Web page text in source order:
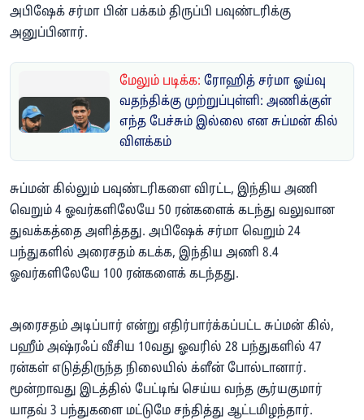
அபிஷேக் சர்மா பின் பக்கம் திருப்பி பவுண்டரிக்கு
அனுப்பினார்.
மேலும் படிக்க: ரோஹித் சர்மா ஓய்வு
வதந்திக்கு முற்றுப்புள்ளி: அணிக்குள்
எந்த பேச்சும் இல்லை என சுப்மன் கில்
விளக்கம்
சுப்மன் கில்லும் பவுண்டரிகளை விரட்ட, இந்திய அணி
வெறும் 4 ஓவர்களிலேயே 50 ரன்களைக் கடந்து வலுவான
துவக்கத்தை அளித்தது. அபிஷேக் சர்மா வெறும் 24
பந்துகளில் அரைசதம் கடக்க, இந்திய அணி 8.4
ஓவர்களிலேயே 100 ரன்களைக் கடந்தது.
அரைசதம் அடிப்பார் என்று எதிர்பார்க்கப்பட்ட சுப்மன் கில்,
பஹீம் அஷ்ரஃப் வீசிய 10வது ஓவரில் 28 பந்துகளில் 47
ரன்கள் எடுத்திருந்த நிலையில் க்ளீன் போல்டானார்.
மூன்றாவது இடத்தில் பேட்டிங் செய்ய வந்த சூர்யகுமார்
யாதவ் 3 பந்துகளை மட்டுமே சந்தித்து ஆட்டமிழந்தார்.